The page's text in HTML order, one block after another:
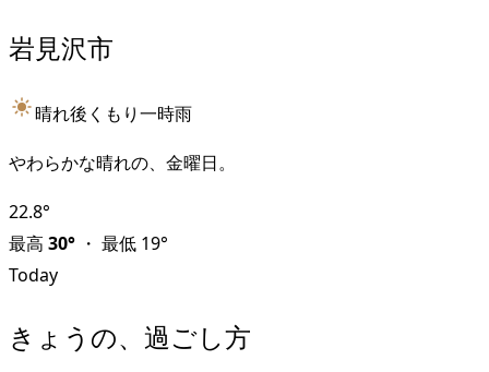
岩見沢市
晴れ後くもり一時雨
やわらかな晴れの、金曜日。
22.8°
最高 30° ・ 最低 19°
Today
きょうの、過ごし方